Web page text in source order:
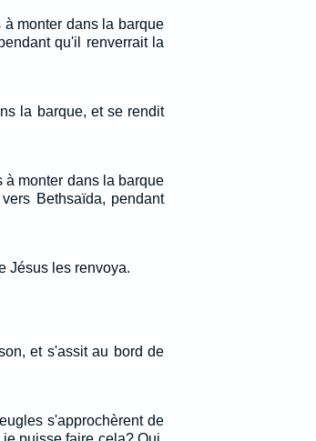
monter dans la barque
qu'il renverrait la
la barque, et se rendit
monter dans la barque
Bethsaïda, pendant
Jésus les renvoya.
et s'assit au bord de
s'approchèrent de